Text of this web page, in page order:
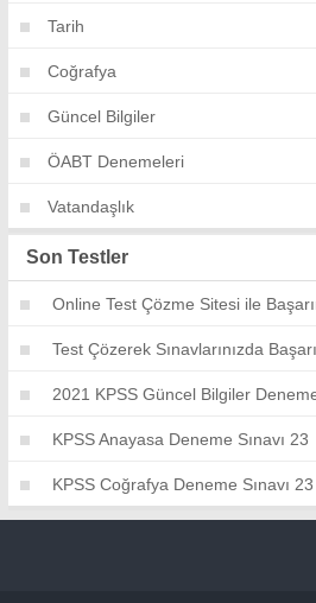
Tarih
Coğrafya
Güncel Bilgiler
ÖABT Denemeleri
Vatandaşlık
Son Testler
Online Test Çözme Sitesi ile
Test Çözerek Sınavlarınızda
2021 KPSS Güncel Bilgiler
KPSS Anayasa Deneme Sınavı 23
KPSS Coğrafya Deneme Sınavı 23